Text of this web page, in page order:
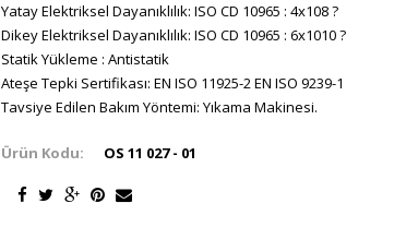
Yatay Elektriksel Dayanıklılık: ISO CD 10965 : 4x108 ?
Dikey Elektriksel Dayanıklılık: ISO CD 10965 : 6x1010 ?
Statik Yükleme : Antistatik
Ateşe Tepki Sertifikası: EN ISO 11925-2 EN ISO 9239-1
Tavsiye Edilen Bakım Yöntemi: Yıkama Makinesi.
Ürün Kodu: OS 11 027 - 01